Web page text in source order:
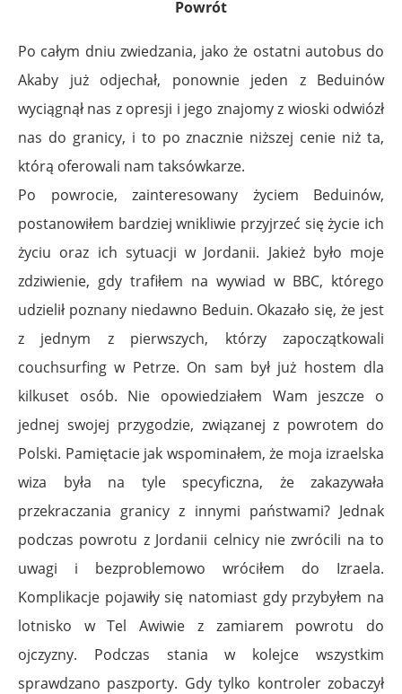
Powrót
Po całym dniu zwiedzania, jako że ostatni autobus do
Akaby już odjechał, ponownie jeden z Beduinów
wyciągnął nas z opresji i jego znajomy z wioski odwiózł
nas do granicy, i to po znacznie niższej cenie niż ta,
którą oferowali nam taksówkarze.
Po powrocie, zainteresowany życiem Beduinów,
postanowiłem bardziej wnikliwie przyjrzeć się życie ich
życiu oraz ich sytuacji w Jordanii. Jakież było moje
zdziwienie, gdy trafiłem na wywiad w BBC, którego
udzielił poznany niedawno Beduin. Okazało się, że jest
z jednym z pierwszych, którzy zapoczątkowali
couchsurfing w Petrze. On sam był już hostem dla
kilkuset osób. Nie opowiedziałem Wam jeszcze o
jednej swojej przygodzie, związanej z powrotem do
Polski. Pamiętacie jak wspominałem, że moja izraelska
wiza była na tyle specyficzna, że zakazywała
przekraczania granicy z innymi państwami? Jednak
podczas powrotu z Jordanii celnicy nie zwrócili na to
uwagi i bezproblemowo wróciłem do Izraela.
Komplikacje pojawiły się natomiast gdy przybyłem na
lotnisko w Tel Awiwie z zamiarem powrotu do
ojczyzny. Podczas stania w kolejce wszystkim
sprawdzano paszporty. Gdy tylko kontroler zobaczył